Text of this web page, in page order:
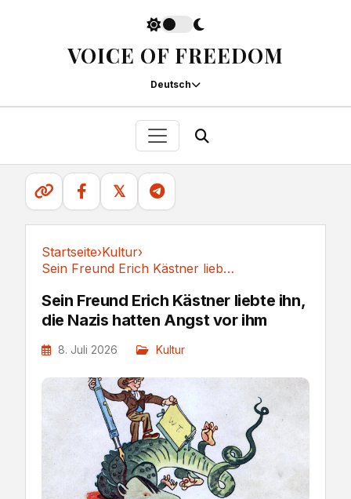
VOICE OF FREEDOM
Deutsch
𝕏
Startseite›Kultur›
Sein Freund Erich Kästner liebte ihn, die...
Sein Freund Erich Kästner liebte ihn,
die Nazis hatten Angst vor ihm
8. Juli 2026 Kultur